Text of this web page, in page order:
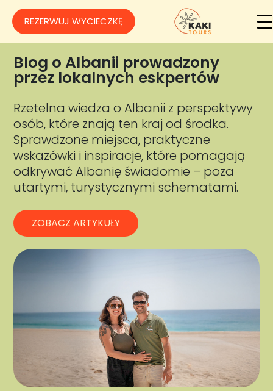
REZERWUJ WYCIECZKĘ
Blog o Albanii prowadzony
przez lokalnych eskpertów
Rzetelna wiedza o Albanii z perspektywy
osób, które znają ten kraj od środka.
Sprawdzone miejsca, praktyczne
wskazówki i inspiracje, które pomagają
odkrywać Albanię świadomie – poza
utartymi, turystycznymi schematami.
ZOBACZ ARTYKUŁY